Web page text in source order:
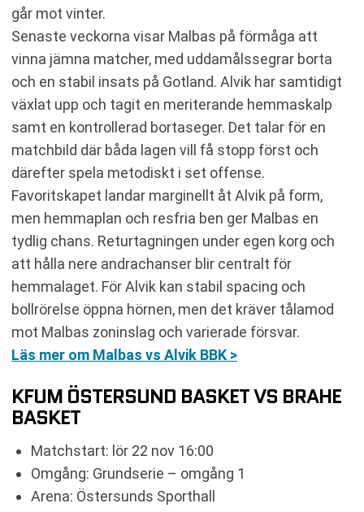
går mot vinter.
Senaste veckorna visar Malbas på förmåga att
vinna jämna matcher, med uddamålssegrar borta
och en stabil insats på Gotland. Alvik har samtidigt
växlat upp och tagit en meriterande hemmaskalp
samt en kontrollerad bortaseger. Det talar för en
matchbild där båda lagen vill få stopp först och
därefter spela metodiskt i set offense.
Favoritskapet landar marginellt åt Alvik på form,
men hemmaplan och resfria ben ger Malbas en
tydlig chans. Returtagningen under egen korg och
att hålla nere andrachanser blir centralt för
hemmalaget. För Alvik kan stabil spacing och
bollrörelse öppna hörnen, men det kräver tålamod
mot Malbas zoninslag och varierade försvar.
Läs mer om Malbas vs Alvik BBK >
KFUM ÖSTERSUND BASKET VS BRAHE
BASKET
Matchstart: lör 22 nov 16:00
Omgång: Grundserie – omgång 1
Arena: Östersunds Sporthall